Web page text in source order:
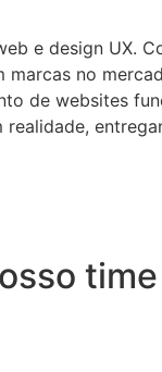
e design UX.
no
de websites